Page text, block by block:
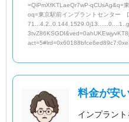
=QiPmXfKTLaeQr7wP-qCUsAg&q=
oq=東京駅前インプラントセンター
料金が安
インプラン